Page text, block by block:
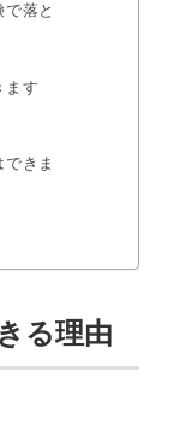
落と
ます
きま
る理由